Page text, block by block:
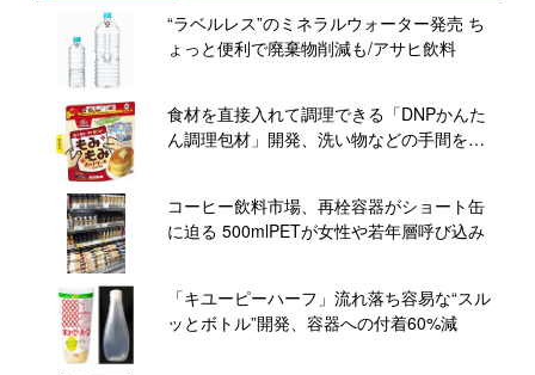
“ラベルレス”のミネラルウォーター発売 ち
ょっと便利で廃棄物削減も/アサヒ飲料
食材を直接入れて調理できる「DNPかんた
ん調理包材」開発、洗い物などの手間を減
コーヒー飲料市場、再栓容器がショート缶
に迫る 500mlPETが女性や若年層呼び込み
「キユーピーハーフ」流れ落ち容易な“スル
ッとボトル”開発、容器への付着60%減